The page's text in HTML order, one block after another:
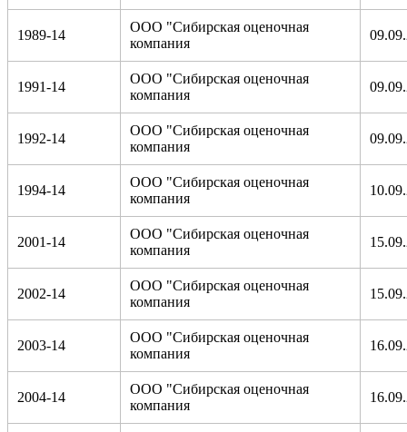
1989-14
ООО "Сибирская оценочная
компания
1991-14
ООО "Сибирская оценочная
компания
1992-14
ООО "Сибирская оценочная
компания
1994-14
ООО "Сибирская оценочная
компания
2001-14
ООО "Сибирская оценочная
компания
2002-14
ООО "Сибирская оценочная
компания
2003-14
ООО "Сибирская оценочная
компания
2004-14
ООО "Сибирская оценочная
компания